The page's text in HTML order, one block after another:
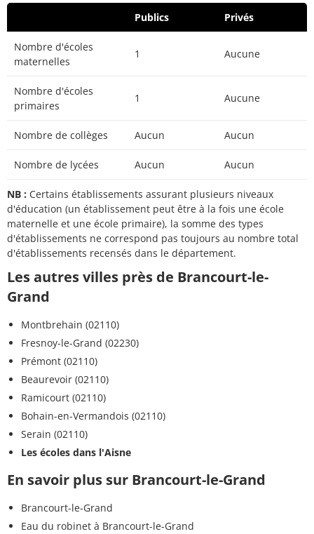
Publics Privés
Nombre d'écoles
maternelles
1 Aucune
Nombre d'écoles
primaires
1 Aucune
Nombre de collèges Aucun Aucun
Nombre de lycées Aucun Aucun
NB : Certains établissements assurant plusieurs niveaux
d'éducation (un établissement peut être à la fois une école
maternelle et une école primaire), la somme des types
d'établissements ne correspond pas toujours au nombre total
d'établissements recensés dans le département.
Les autres villes près de Brancourt-le-
Grand
Montbrehain (02110)
Fresnoy-le-Grand (02230)
Prémont (02110)
Beaurevoir (02110)
Ramicourt (02110)
Bohain-en-Vermandois (02110)
Serain (02110)
Les écoles dans l'Aisne
En savoir plus sur Brancourt-le-Grand
Brancourt-le-Grand
Eau du robinet à Brancourt-le-Grand